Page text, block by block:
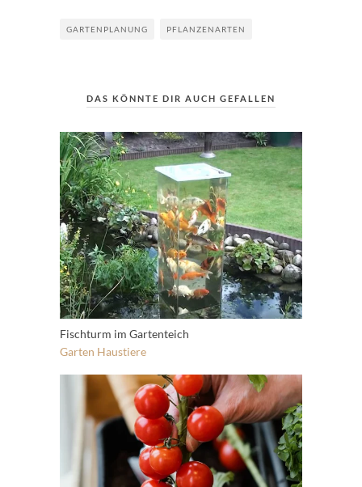
GARTENPLANUNG PFLANZENARTEN
DAS KÖNNTE DIR AUCH GEFALLEN
Fischturm im Gartenteich
Garten Haustiere